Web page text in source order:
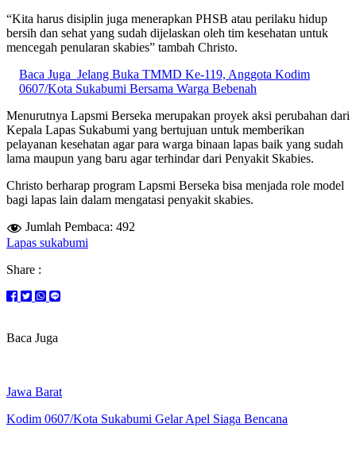
“Kita harus disiplin juga menerapkan PHSB atau perilaku hidup
bersih dan sehat yang sudah dijelaskan oleh tim kesehatan untuk
mencegah penularan skabies” tambah Christo.
Baca Juga Jelang Buka TMMD Ke-119, Anggota Kodim
0607/Kota Sukabumi Bersama Warga Bebenah
Menurutnya Lapsmi Berseka merupakan proyek aksi perubahan dari
Kepala Lapas Sukabumi yang bertujuan untuk memberikan
pelayanan kesehatan agar para warga binaan lapas baik yang sudah
lama maupun yang baru agar terhindar dari Penyakit Skabies.
Christo berharap program Lapsmi Berseka bisa menjada role model
bagi lapas lain dalam mengatasi penyakit skabies.
Jumlah Pembaca: 492
Lapas sukabumi
Share :
Baca Juga
Jawa Barat
Kodim 0607/Kota Sukabumi Gelar Apel Siaga Bencana